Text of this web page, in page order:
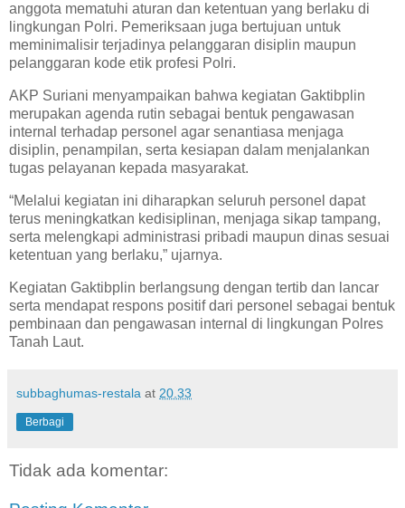
anggota mematuhi aturan dan ketentuan yang berlaku di
lingkungan Polri. Pemeriksaan juga bertujuan untuk
meminimalisir terjadinya pelanggaran disiplin maupun
pelanggaran kode etik profesi Polri.
AKP Suriani menyampaikan bahwa kegiatan Gaktibplin
merupakan agenda rutin sebagai bentuk pengawasan
internal terhadap personel agar senantiasa menjaga
disiplin, penampilan, serta kesiapan dalam menjalankan
tugas pelayanan kepada masyarakat.
“Melalui kegiatan ini diharapkan seluruh personel dapat
terus meningkatkan kedisiplinan, menjaga sikap tampang,
serta melengkapi administrasi pribadi maupun dinas sesuai
ketentuan yang berlaku,” ujarnya.
Kegiatan Gaktibplin berlangsung dengan tertib dan lancar
serta mendapat respons positif dari personel sebagai bentuk
pembinaan dan pengawasan internal di lingkungan Polres
Tanah Laut.
subbaghumas-restala at 20.33
Berbagi
Tidak ada komentar: